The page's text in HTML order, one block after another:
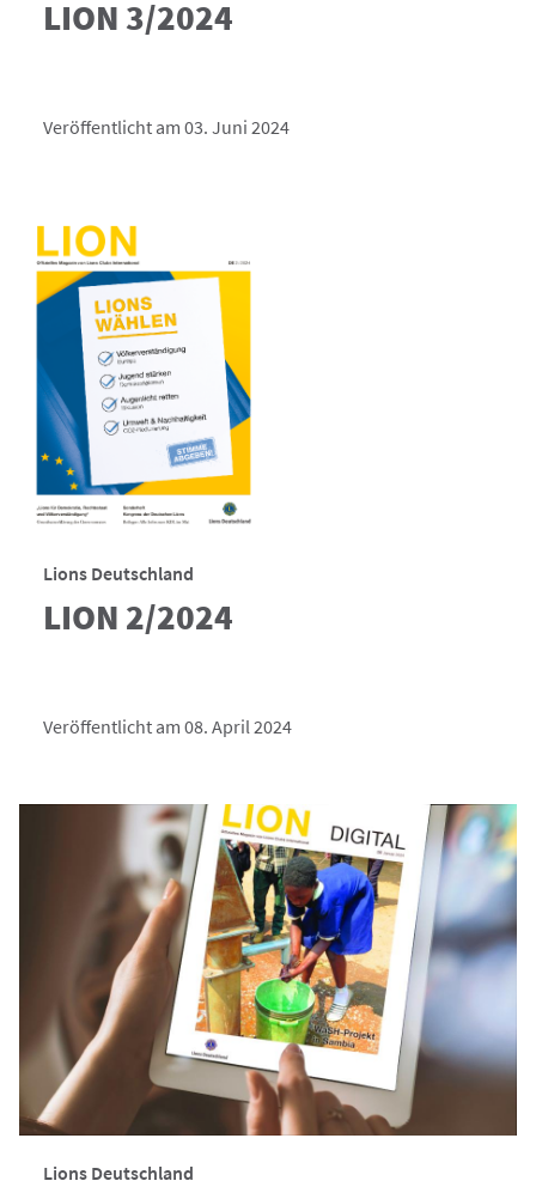
LION 3/2024
Veröffentlicht am 03. Juni 2024
Lions Deutschland
LION 2/2024
Veröffentlicht am 08. April 2024
Lions Deutschland